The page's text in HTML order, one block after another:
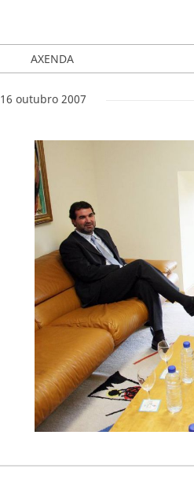
AXENDA
16 outubro 2007